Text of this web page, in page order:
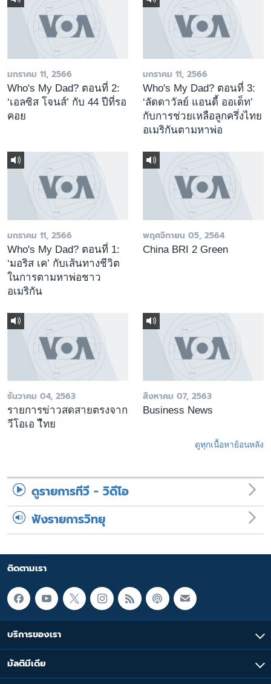
มกราคม 11, 2566
Who's My Dad? ตอนที่ 2:
‘เอลซิส โจนส์’ กับ 44 ปีที่รอ
คอย
มกราคม 11, 2566
Who's My Dad? ตอนที่ 3:
‘ลัดดาวัลย์ แอนดี้ ออเด็ท’
กับการช่วยเหลือลูกครึ่งไทย
อเมริกันตามหาพ่อ
มกราคม 11, 2566
Who's My Dad? ตอนที่ 1:
‘มอริส เค’ กับเส้นทางชีวิต
ในการตามหาพ่อชาว
อเมริกัน
พฤศจิกายน 05, 2564
China BRI 2 Green
ธันวาคม 04, 2563
รายการข่าวสดสายตรงจาก
วีโอเอ ไืทย
สิงหาคม 07, 2563
Business News
ดูทุกเนื้อหาย้อนหลัง
ดูรายการทีวี - วิดีโอ
ฟังรายการวิทยุ
ติดตามเรา
บริการของเรา
มัลติมีเดีย